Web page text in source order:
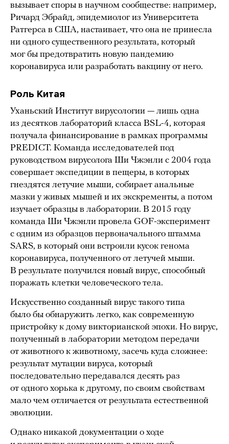
вызывает споры в научном сообществе: например,
Ричард Эбрайд, эпидемиолог из Университета
Ратгерса в США, настаивает, что она не принесла
ни одного существенного результата, который
мог бы предотвратить новую пандемию
коронавируса или разработать вакцину от него.
Роль Китая
Уханьский Институт вирусологии — лишь одна
из десятков лабораторий класса BSL-4, которая
получала финансирование в рамках программы
PREDICT. Команда исследователей под
руководством вирусолога Ши Чжэнли с 2004 года
совершает экспедиции в пещеры, в которых
гнездятся летучие мыши, собирает анальные
мазки у живых мышей и их экскременты, а потом
изучает образцы в лаборатории. В 2015 году
команда Ши Чжэнли провела GOF-эксперимент
с одним из образцов первоначального штамма
SARS, в который они встроили кусок генома
коронавируса, полученного от летучей мыши.
В результате получился новый вирус, способный
поражать клетки человеческого тела.
Искусственно созданный вирус такого типа
было бы обнаружить легко, как современную
пристройку к дому викторианской эпохи. Но вирус,
полученный в лаборатории методом передачи
от животного к животному, засечь куда сложнее:
результат мутации вируса, который
последовательно передавался десять раз
от одного хорька к другому, по своим свойствам
мало чем отличается от результата естественной
эволюции.
Однако никакой документации о ходе